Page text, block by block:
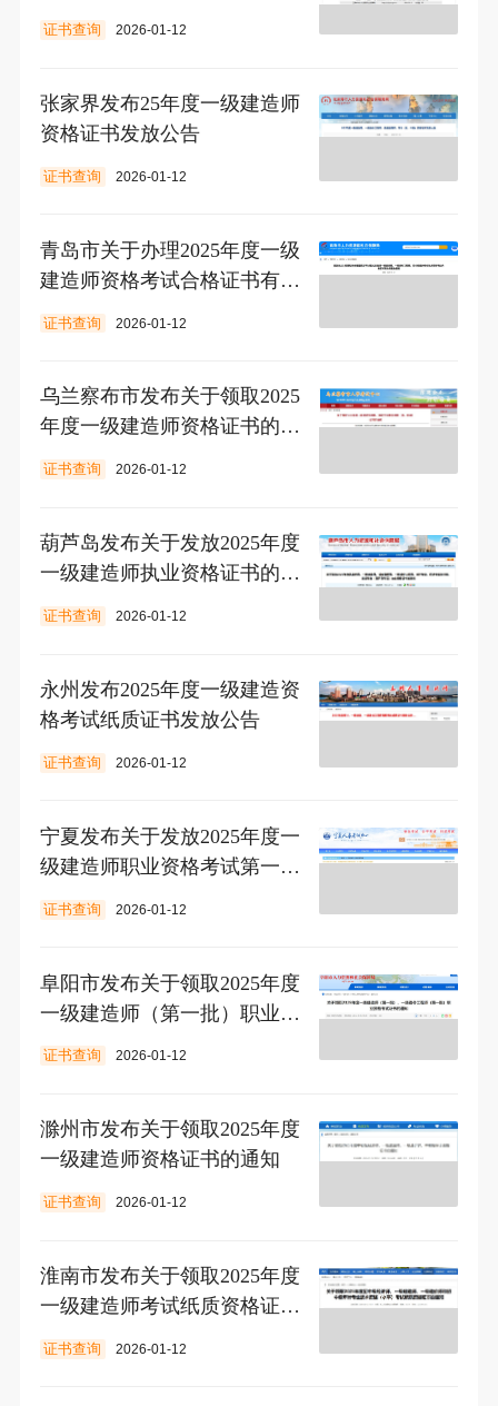
证书的通知
证书查询 2026-01-12
张家界发布25年度一级建造师
资格证书发放公告
证书查询 2026-01-12
青岛市关于办理2025年度一级
建造师资格考试合格证书有关
问题的通知
证书查询 2026-01-12
乌兰察布市发布关于领取2025
年度一级建造师资格证书的通
知
证书查询 2026-01-12
葫芦岛发布关于发放2025年度
一级建造师执业资格证书的通
知
证书查询 2026-01-12
永州发布2025年度一级建造资
格考试纸质证书发放公告
证书查询 2026-01-12
宁夏发布关于发放2025年度一
级建造师职业资格考试第一批
合格人员证书的通知
证书查询 2026-01-12
阜阳市发布关于领取2025年度
一级建造师（第一批）职业资
格考试证书的通知
证书查询 2026-01-12
滁州市发布关于领取2025年度
一级建造师资格证书的通知
证书查询 2026-01-12
淮南市发布关于领取2025年度
一级建造师考试纸质资格证书
的通知
证书查询 2026-01-12